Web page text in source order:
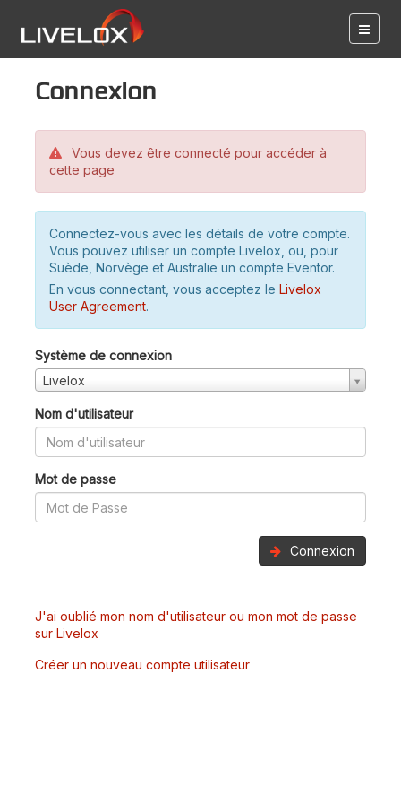
Connexion
Vous devez être connecté pour accéder à
cette page
Connectez-vous avec les détails de votre compte.
Vous pouvez utiliser un compte Livelox, ou, pour
Suède, Norvège et Australie un compte Eventor.
En vous connectant, vous acceptez le Livelox
User Agreement.
Système de connexion
Livelox
Nom d'utilisateur
Mot de passe
Connexion
J'ai oublié mon nom d'utilisateur ou mon mot de passe
sur Livelox
Créer un nouveau compte utilisateur